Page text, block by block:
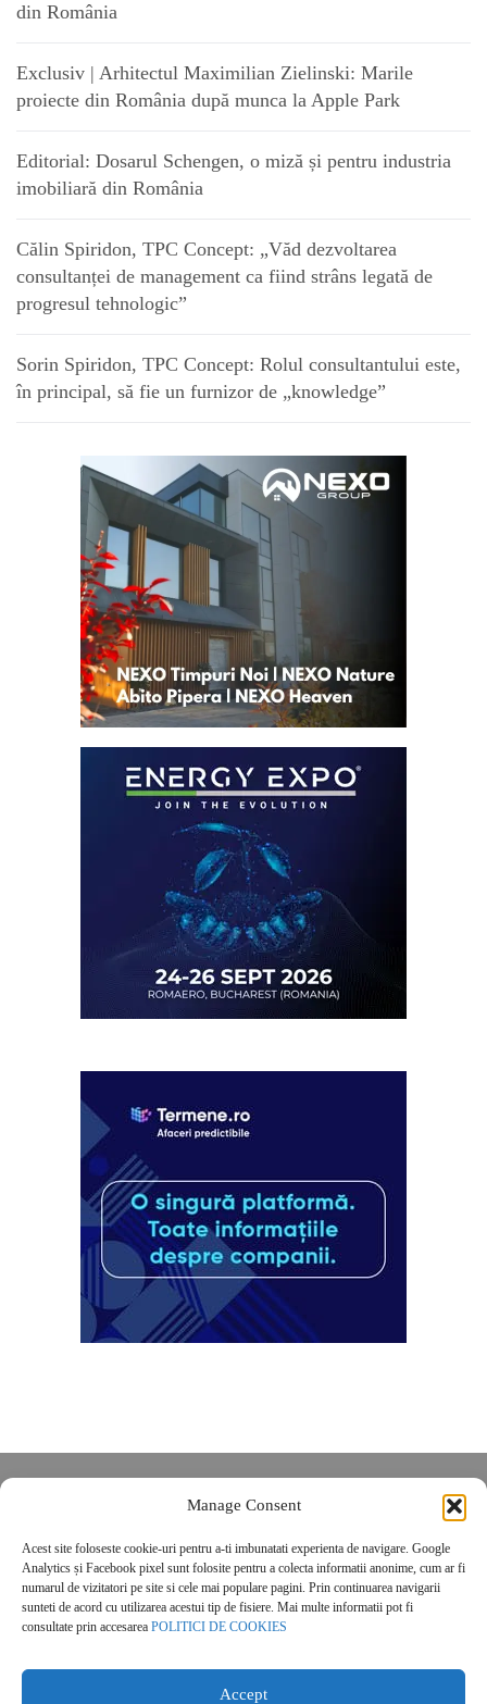
Manage Consent
Acest site foloseste cookie-uri pentru a-ti imbunatati experienta de navigare. Google
Analytics și Facebook pixel sunt folosite pentru a colecta informatii anonime, cum ar fi
numarul de vizitatori pe site si cele mai populare pagini. Prin continuarea navigarii
sunteti de acord cu utilizarea acestui tip de fisiere. Mai multe informatii pot fi
consultate prin accesarea POLITICI DE COOKIES
Accept
din România
Exclusiv | Arhitectul Maximilian Zielinski: Marile
proiecte din România după munca la Apple Park
Editorial: Dosarul Schengen, o miză și pentru industria
imobiliară din România
Călin Spiridon, TPC Concept: „Văd dezvoltarea
consultanței de management ca fiind strâns legată de
progresul tehnologic”
Sorin Spiridon, TPC Concept: Rolul consultantului este,
în principal, să fie un furnizor de „knowledge”
POLITICĂ DE CONFIDENȚIALITATE
Politica de cookies